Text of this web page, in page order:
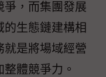
爭，而集團發展
生態鏈建構相
就是將場域經營
體競爭力。